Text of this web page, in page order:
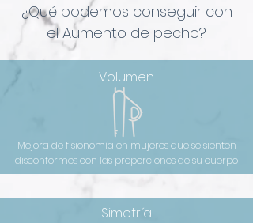
¿Qué podemos conseguir con
el Aumento de pecho?
Volumen
Mejora de fisionomía en mujeres que se sienten
disconformes con las proporciones de su cuerpo
Simetría